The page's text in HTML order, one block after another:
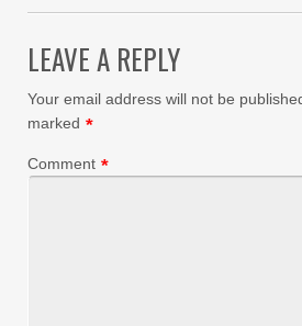
LEAVE A REPLY
Your email address will not be
marked *
Comment *